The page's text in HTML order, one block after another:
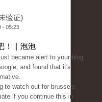
验证)
- 05:23
！ | 泡泡
became alert to your blog
and found that it's
to watch out for brussels.
if you continue this in